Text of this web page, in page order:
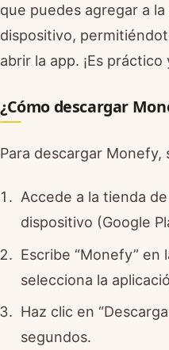
que puedes agregar a
dispositivo,
abrir la app. ¡Es
¿Cómo descargar
Para descargar Monefy,
Accede a la tienda
dispositivo (Google
Escribe “Monefy” en
selecciona la
Haz clic en
segundos.